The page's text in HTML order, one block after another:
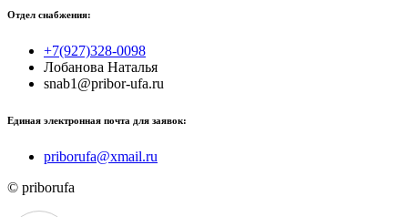
Отдел снабжения:
+7(927)328-0098
Лобанова Наталья
snab1@pribor-ufa.ru
Единая электронная почта для заявок:
priborufa@xmail.ru
© priborufa